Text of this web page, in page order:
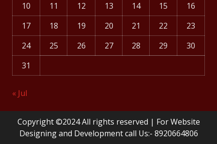
10
11 12 13 14 15
16
17
18 19 20 21 22
23
24
25 26 27 28 29
30
31
« Jul
Copyright ©2024 All rights reserved | For Website
Designing and Development call Us:- 8920664806